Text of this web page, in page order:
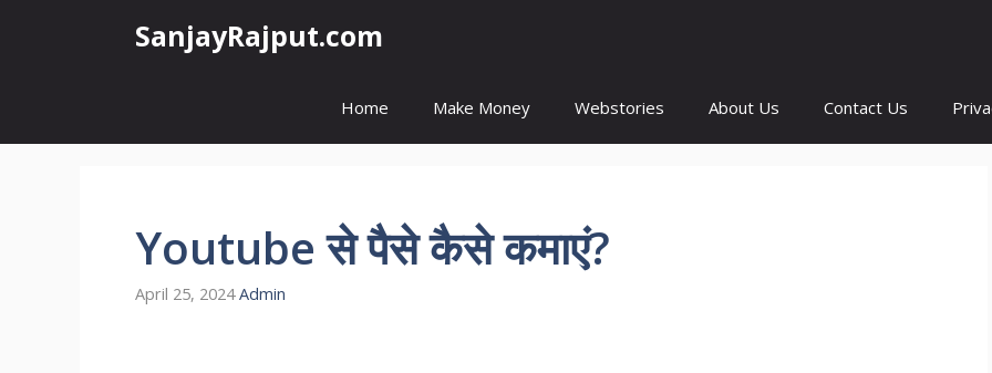
SanjayRajput.com
Home Make Money Webstories About Us Contact Us
Youtube से पैसे कैसे कमाएं?
April 25, 2024 Admin